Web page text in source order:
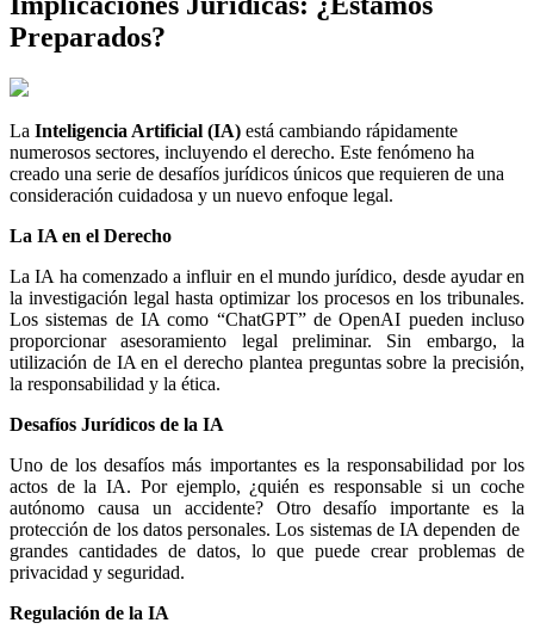
Preparados?
La Inteligencia Artificial (IA) está cambiando rápidamente
numerosos sectores, incluyendo el derecho. Este fenómeno ha
creado una serie de desafíos jurídicos únicos que requieren de una
consideración cuidadosa y un nuevo enfoque legal.
La IA en el Derecho
La IA ha comenzado a influir en el mundo jurídico, desde ayudar en
la investigación legal hasta optimizar los procesos en los tribunales.
Los sistemas de IA como “ChatGPT” de OpenAI pueden incluso
proporcionar asesoramiento legal preliminar. Sin embargo, la
utilización de IA en el derecho plantea preguntas sobre la precisión,
la responsabilidad y la ética.
Desafíos Jurídicos de la IA
Uno de los desafíos más importantes es la responsabilidad por los
actos de la IA. Por ejemplo, ¿quién es responsable si un coche
autónomo causa un accidente? Otro desafío importante es la
protección de los datos personales. Los sistemas de IA dependen de
grandes cantidades de datos, lo que puede crear problemas de
privacidad y seguridad.
Regulación de la IA